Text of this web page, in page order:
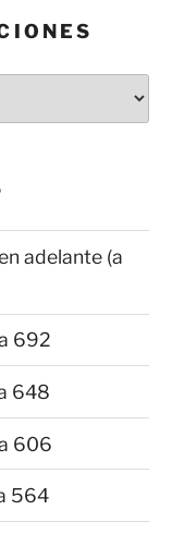
adelante (a
692
648
606
564